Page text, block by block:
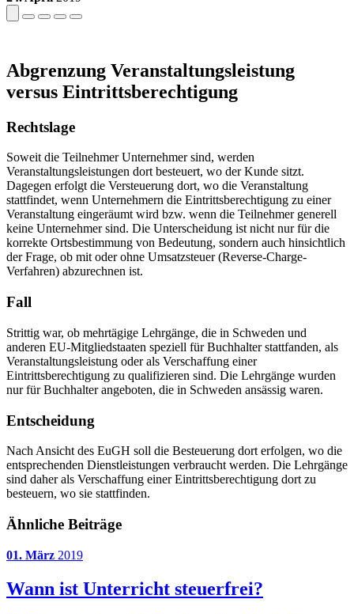
Abgrenzung Veranstaltungsleistung
versus Eintrittsberechtigung
Rechtslage
Soweit die Teilnehmer Unternehmer sind, werden
Veranstaltungsleistungen dort besteuert, wo der Kunde sitzt.
Dagegen erfolgt die Versteuerung dort, wo die Veranstaltung
stattfindet, wenn Unternehmern die Eintrittsberechtigung zu einer
Veranstaltung eingeräumt wird bzw. wenn die Teilnehmer generell
keine Unternehmer sind. Die Unterscheidung ist nicht nur für die
korrekte Ortsbestimmung von Bedeutung, sondern auch hinsichtlich
der Frage, ob mit oder ohne Umsatzsteuer (Reverse-Charge-
Verfahren) abzurechnen ist.
Fall
Strittig war, ob mehrtägige Lehrgänge, die in Schweden und
anderen EU-Mitgliedstaaten speziell für Buchhalter stattfanden, als
Veranstaltungsleistung oder als Verschaffung einer
Eintrittsberechtigung zu qualifizieren sind. Die Lehrgänge wurden
nur für Buchhalter angeboten, die in Schweden ansässig waren.
Entscheidung
Nach Ansicht des EuGH soll die Besteuerung dort erfolgen, wo die
entsprechenden Dienstleistungen verbraucht werden. Die Lehrgänge
sind daher als Verschaffung einer Eintrittsberechtigung dort zu
besteuern, wo sie stattfinden.
Ähnliche Beiträge
01. März 2019
Wann ist Unterricht steuerfrei?